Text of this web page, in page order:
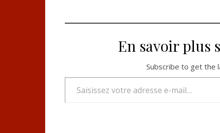
En savoir plus
Subscribe to get the
Saisissez votre adresse e-mail…